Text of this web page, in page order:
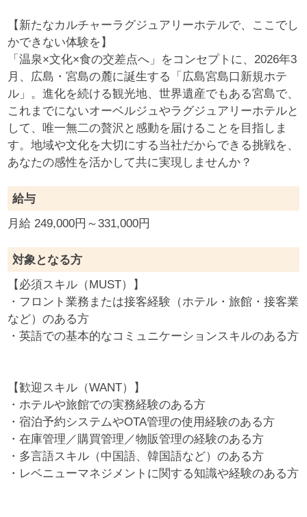
【新たなカルチャーラグジュアリーホテルで、ここでし
かできない体験を】
「温泉×文化×食の交差点へ」をコンセプトに、2026年3
月、広島・宮島の麓に誕生する「広島宮島口新規ホテ
ル」。進化を続ける観光地、世界遺産でもある宮島で、
これまでにないオーベルジュやラグジュアリーホテルと
して、唯一無二の贅沢と感動を届けることを目指しま
す。地域や文化を大切にする当社だからできる挑戦を、
あなたの感性を活かして共に実現しませんか？
給与
月給 249,000円～331,000円
対象となる方
【必須スキル（MUST）】
・フロント業務または接客経験（ホテル・旅館・接客業
など）のある方
・英語での基本的なコミュニケーションスキルのある方
【歓迎スキル（WANT）】
・ホテルや旅館での実務経験のある方
・宿泊予約システムやOTA管理の使用経験のある方
・在庫管理／購買管理／物販管理の経験のある方
・多言語スキル（中国語、韓国語など）のある方
・レベニューマネジメントに関する知識や経験のある方